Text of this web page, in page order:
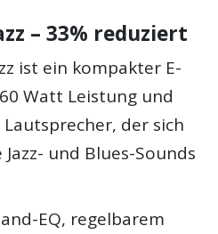
– 33% reduziert
ist ein kompakter E-
Watt Leistung und
der sich
und Blues-Sounds
EQ, regelbarem